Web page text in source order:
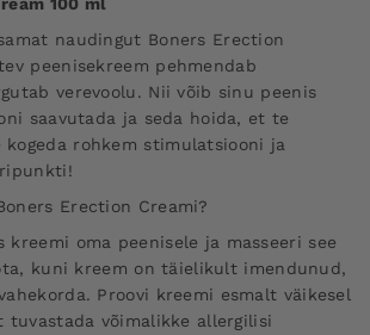
naudingut Boners Erection
peenisekreem pehmendab
verevoolu. Nii võib sinu peenis
saavutada ja seda hoida, et te
kogeda rohkem stimulatsiooni ja
Erection Creami?
kreemi oma peenisele ja masseeri see
kuni kreem on täielikult imendunud,
Proovi kreemi esmalt väikesel
tuvastada võimalikke allergilisi